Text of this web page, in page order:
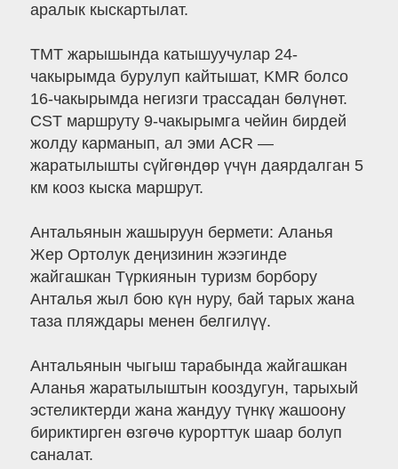
аралык кыскартылат.
TMT жарышында катышуучулар 24-
чакырымда бурулуп кайтышат, KMR болсо
16-чакырымда негизги трассадан бөлүнөт.
CST маршруту 9-чакырымга чейин бирдей
жолду карманып, ал эми ACR —
жаратылышты сүйгөндөр үчүн даярдалган 5
км кооз кыска маршрут.
Антальянын жашыруун бермети: Аланья
Жер Ортолук деңизинин жээгинде
жайгашкан Түркиянын туризм борбору
Анталья жыл бою күн нуру, бай тарых жана
таза пляждары менен белгилүү.
Антальянын чыгыш тарабында жайгашкан
Аланья жаратылыштын кооздугун, тарыхый
эстеликтерди жана жандуу түнкү жашоону
бириктирген өзгөчө курорттук шаар болуп
саналат.